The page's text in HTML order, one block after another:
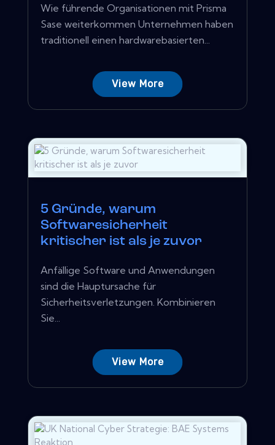
Wie führende Organisationen mit Prisma
Sase weiterkommen Unternehmen haben
traditionell einen hardwarebasierten...
View More
5 Gründe, warum
Softwaresicherheit
kritischer ist als je zuvor
Anfällige Software und Anwendungen
sind die Hauptursache für
Sicherheitsverletzungen. Kombinieren
Sie...
View More